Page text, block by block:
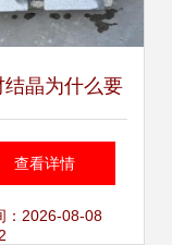
结晶为什么要
打蜡
查看详情
：2026-08-08